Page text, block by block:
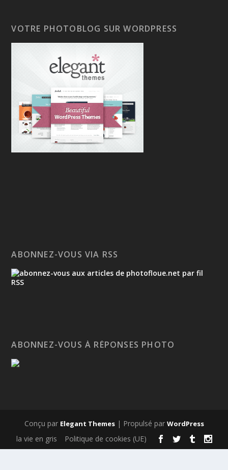
VOTRE PHOTOBLOG SUR WORDPRESS
ABONNEZ-VOUS VIA RSS
ABONNEZ-VOUS À RÉPONSES PHOTO
Conçu par Elegant Themes| Propulsé par WordPress
la vie en gris Politique de cookies (UE)